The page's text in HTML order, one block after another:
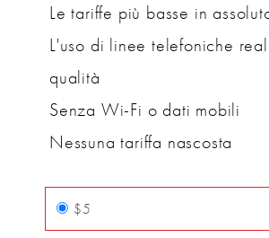
Le tariffe più basse in
L'uso di linee telefoniche
qualità
Senza Wi-Fi o dati mobili
Nessuna tariffa nascosta
$5